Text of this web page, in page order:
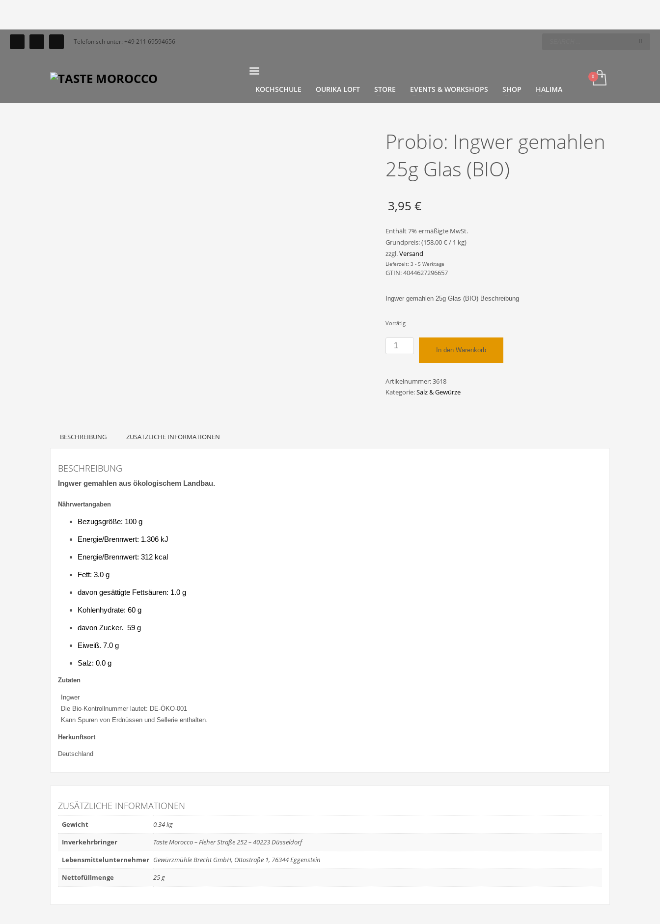
Telefonisch unter: +49 211 69594656
KOCHSCHULE OURIKA LOFT STORE EVENTS & WORKSHOPS SHOP HALIMA
Probio: Ingwer gemahlen
25g Glas (BIO)
3,95 €
Enthält 7% ermäßigte MwSt.
Grundpreis: (158,00€ / 1 kg)
zzgl.Versand
Lieferzeit: 3 - 5 Werktage
GTIN: 4044627296657
Ingwer gemahlen 25g Glas (BIO) Beschreibung
Vorrätig
Probio:
Ingwer
Glas
(BIO)
In den Warenkorb
Artikelnummer:3618
Kategorie:Salz & Gewürze
BESCHREIBUNG ZUSÄTZLICHE INFORMATIONEN
BESCHREIBUNG
Ingwer gemahlen aus ökologischem Landbau.
Nährwertangaben
Bezugsgröße: 100 g
Energie/Brennwert: 1.306 kJ
Energie/Brennwert: 312 kcal
Fett: 3.0 g
davon gesättigte Fettsäuren: 1.0 g
Kohlenhydrate: 60 g
davon Zucker. 59 g
Eiweiß. 7.0 g
Salz: 0.0 g
Zutaten
Ingwer
Die Bio-Kontrollnummer lautet: DE-ÖKO-001
Kann Spuren von Erdnüssen und Sellerie enthalten.
Herkunftsort
Deutschland
ZUSÄTZLICHE INFORMATIONEN
Gewicht
0,34 kg
Inverkehrbringer
Taste Morocco – Fleher Straße 252 – 40223 Düsseldorf
Lebensmittelunternehmer Gewürzmühle Brecht GmbH, Ottostraße 1, 76344 Eggenstein
Nettofüllmenge
25 g